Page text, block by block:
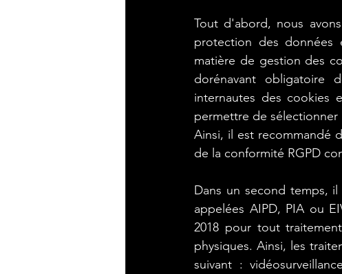
#Open_Data #Data_Sharing
#passerelle_internet
Consommation énergétique
Tout d'abord, nous
protection des données
matière de gestion des
dorénavant obligatoire
internautes des cookies
permettre de
Ainsi, il est recommandé
de la conformité RGPD
Dans un second temps,
appelées AIPD, PIA ou
2018 pour tout
physiques. Ainsi, les
suivant :